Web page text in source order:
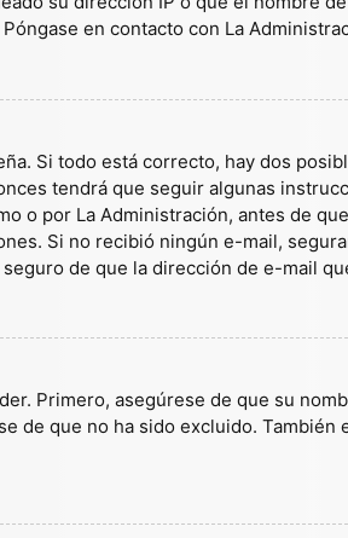
en contacto con La
Si todo está correcto, hay dos
tendrá que seguir algunas
o por La Administración, antes de
Si no recibió ningún e-mail,
de que la dirección de e-mail
Primero, asegúrese de que su
de que no ha sido excluido.